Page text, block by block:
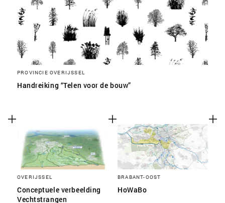
PROVINCIE OVERIJSSEL
Handreiking “Telen voor de bouw”
OVERIJSSEL
Conceptuele verbeelding
Vechtstrangen
BRABANT-OOST
HoWaBo